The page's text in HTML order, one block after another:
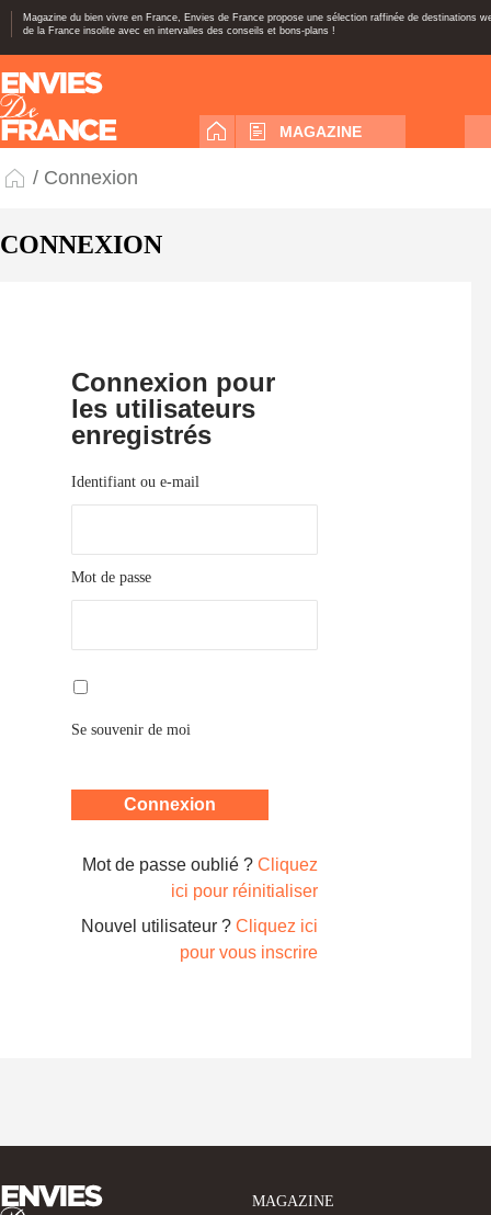
Magazine du bien vivre en France, Envies de France propose une sélection raffinée de destinations
de la France insolite avec en intervalles des conseils et bons-plans !
MAGAZINE
/ Connexion
CONNEXION
Connexion pour
les utilisateurs
enregistrés
Identifiant ou e-mail
Mot de passe
Se souvenir de moi
Mot de passe oublié ? Cliquez
ici pour réinitialiser
Nouvel utilisateur ? Cliquez ici
pour vous inscrire
MAGAZINE